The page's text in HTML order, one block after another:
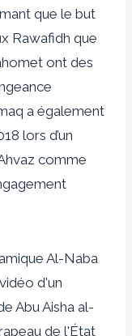
que le but
Rawafidh que
ont des
a également
lors d’un
comme
Al-Naba
d'un
Abu Aisha al-
de l'État